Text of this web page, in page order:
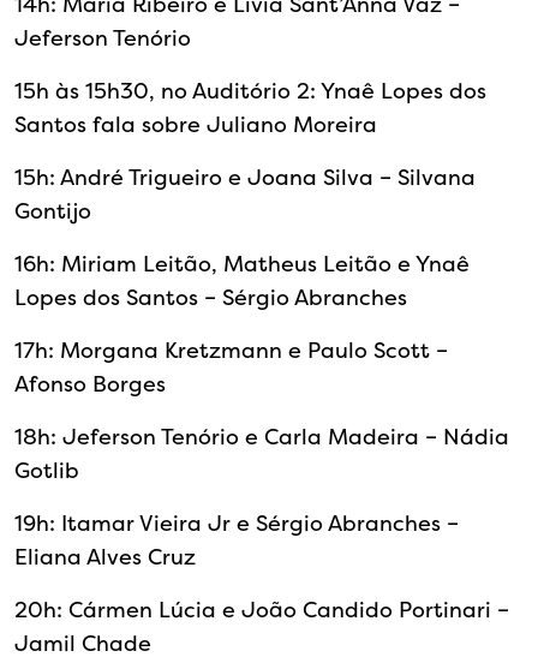
Jeferson Tenório
15h às 15h30, no Auditório 2: Ynaê Lopes dos
Santos fala sobre Juliano Moreira
15h: André Trigueiro e Joana Silva – Silvana
Gontijo
16h: Miriam Leitão, Matheus Leitão e Ynaê
Lopes dos Santos – Sérgio Abranches
17h: Morgana Kretzmann e Paulo Scott –
Afonso Borges
18h: Jeferson Tenório e Carla Madeira – Nádia
Gotlib
19h: Itamar Vieira Jr e Sérgio Abranches –
Eliana Alves Cruz
20h: Cármen Lúcia e João Candido Portinari –
Jamil Chade